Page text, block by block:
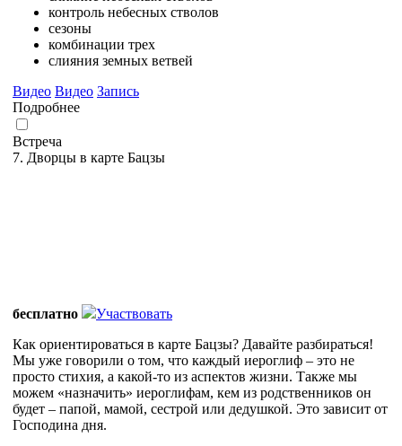
контроль небесных стволов
сезоны
комбинации трех
слияния земных ветвей
Видео Видео Запись
Подробнее
Встреча
7. Дворцы в карте Бацзы
бесплатно
Участвовать
Как ориентироваться в карте Бацзы? Давайте разбираться!
Мы уже говорили о том, что каждый иероглиф – это не
просто стихия, а какой-то из аспектов жизни. Также мы
можем «назначить» иероглифам, кем из родственников он
будет – папой, мамой, сестрой или дедушкой. Это зависит от
Господина дня.